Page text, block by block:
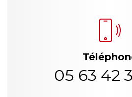
05 63 42